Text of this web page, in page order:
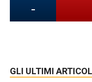
-
GLI ULTIMI